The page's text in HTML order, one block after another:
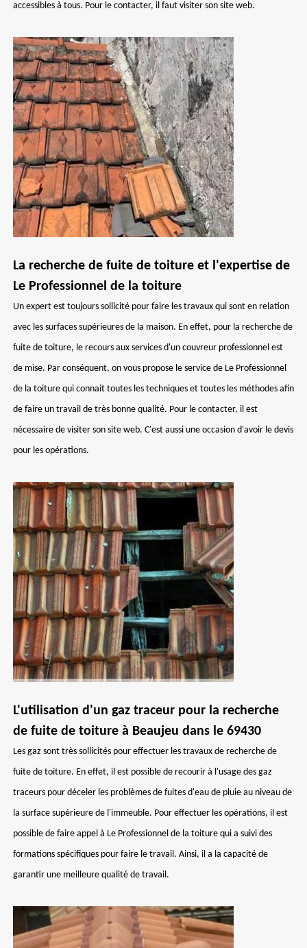
accessibles à tous. Pour le contacter, il faut visiter son site web.
La recherche de fuite de toiture et l'expertise de
Le Professionnel de la toiture
Un expert est toujours sollicité pour faire les travaux qui sont en relation
avec les surfaces supérieures de la maison. En effet, pour la recherche de
fuite de toiture, le recours aux services d'un couvreur professionnel est
de mise. Par conséquent, on vous propose le service de Le Professionnel
de la toiture qui connait toutes les techniques et toutes les méthodes afin
de faire un travail de très bonne qualité. Pour le contacter, il est
nécessaire de visiter son site web. C'est aussi une occasion d'avoir le devis
pour les opérations.
L'utilisation d'un gaz traceur pour la recherche
de fuite de toiture à Beaujeu dans le 69430
Les gaz sont très sollicités pour effectuer les travaux de recherche de
fuite de toiture. En effet, il est possible de recourir à l'usage des gaz
traceurs pour déceler les problèmes de fuites d'eau de pluie au niveau de
la surface supérieure de l'immeuble. Pour effectuer les opérations, il est
possible de faire appel à Le Professionnel de la toiture qui a suivi des
formations spécifiques pour faire le travail. Ainsi, il a la capacité de
garantir une meilleure qualité de travail.